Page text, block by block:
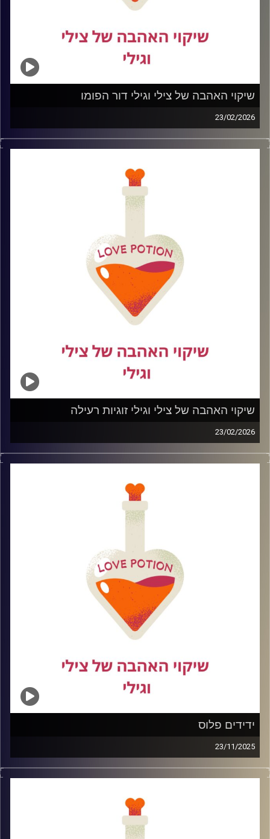
שיקוי האהבה של צילי וגילי דור הפומו
23/02/2026
היום אנחנו מדברות על דור הפומו.
הדור שתמיד שואל רגע… יש משהו יותר טוב שם בחוץ?
בעולם של אינסוף אפשרויות, דייטינג באפליקציות, ואשליה
שתמיד מחכה לנו שדרוג מעבר לפינה , נהיה קשה להישאר.
קשה לבחור. קשה להסתפק.
שיקוי האהבה של צילי וגילי זוגיות רעילה
23/02/2026
היום אנחנו פותחות נושא שלא תמיד נעים לגעת בו… אבל אי
אפשר להתעלם ממנו – זוגיות רעילה.
איך מזהים כשאהבה הופכת לשליטה?
ולמה לפעמים כל כך קשה לעזוב, גם כשכואב?
בפרק הזה נדבר בכנות, בלי פילטרים ובלי אשליות רומנטיות, על
מבפנים, ועל הדרך חזרה לעצמנו.
ידידים פלוס
23/11/2025
כולנו ראינו סרטים רומנטיים שבהם יזיזות מתחילה בטעות,
נגמרת בנשיקה, ומשם תוך דקה וחצי כבר עוברים לגור יחד.
במציאות זה קצת פחות הוליווד ורבה יותר בלגן. בפרק הזה
נדבר בכנות על מה זה באמת יזיזות, איך עושים את זה בלי
להסתבך ואיך שורדים את כל הרגעים המביכים שבדרך.